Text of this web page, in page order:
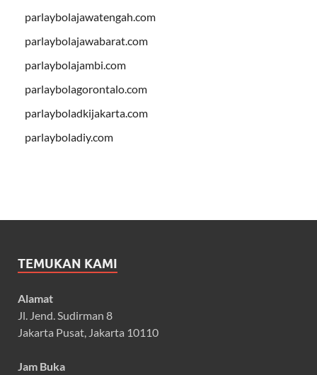
parlaybolajawatengah.com
parlaybolajawabarat.com
parlaybolajambi.com
parlaybolagorontalo.com
parlayboladkijakarta.com
parlayboladiy.com
TEMUKAN KAMI
Alamat
Jl. Jend. Sudirman 8
Jakarta Pusat, Jakarta 10110
Jam Buka